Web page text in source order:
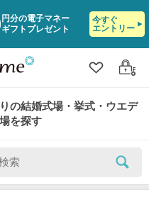
円分の電子マネー
ギフトプレゼント
今すぐ
エントリー
クリップ
ログ
の結婚式場・挙式・ウエデ
を探す